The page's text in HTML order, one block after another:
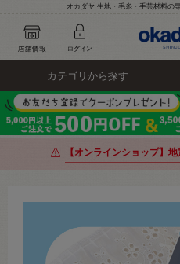
オカダヤ 生地・毛糸・手芸材料の
カテゴリから探す
【オンラインショップ】